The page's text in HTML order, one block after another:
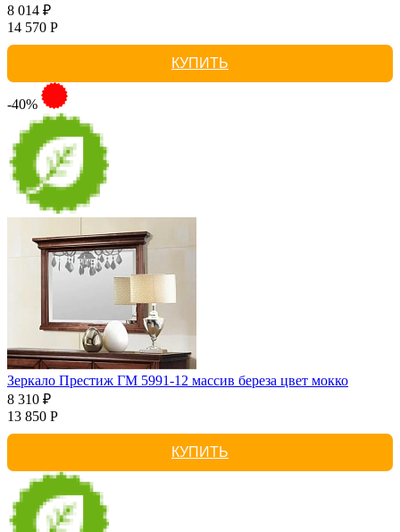
8 014 ₽
14 570 Р
КУПИТЬ
-40%
Зеркало Престиж ГМ 5991-12 массив береза цвет мокко
8 310 ₽
13 850 Р
КУПИТЬ